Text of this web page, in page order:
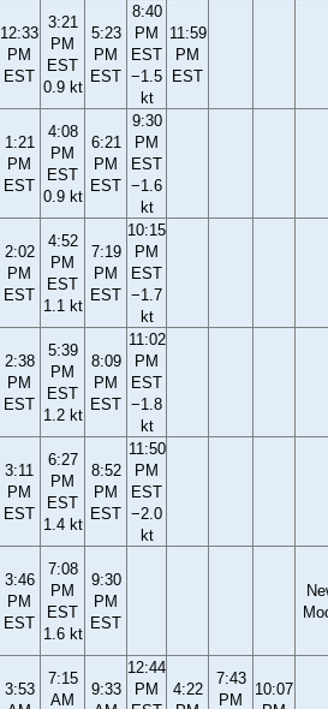
12:33
PM
EST
3:21
PM
EST
0.9 kt
5:23
PM
EST
8:40
PM
EST
−1.5
kt
11:59
PM
EST
1:21
PM
EST
4:08
PM
EST
0.9 kt
6:21
PM
EST
9:30
PM
EST
−1.6
kt
2:02
PM
EST
4:52
PM
EST
1.1 kt
7:19
PM
EST
10:15
PM
EST
−1.7
kt
2:38
PM
EST
5:39
PM
EST
1.2 kt
8:09
PM
EST
11:02
PM
EST
−1.8
kt
3:11
PM
EST
6:27
PM
EST
1.4 kt
8:52
PM
EST
11:50
PM
EST
−2.0
kt
3:46
PM
EST
7:08
PM
EST
1.6 kt
9:30
PM
EST
3:53
7:15
AM
9:33
12:44
PM
4:22
7:43
PM
10:07